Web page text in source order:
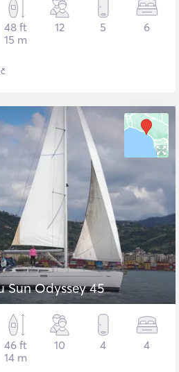
48 ft
15 m
12 5 6
Sun Odyssey 45
46 ft
14 m
10 4 4